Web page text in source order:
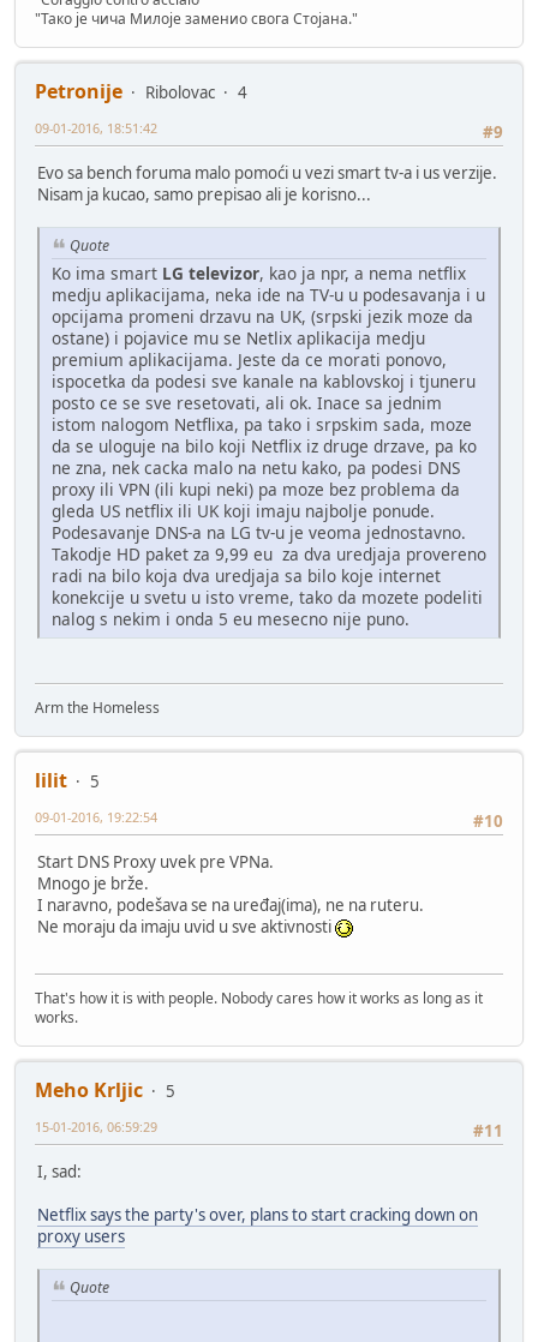
"Тако је чича Милоје заменио свога Стојана."
Petronije Ribolovac
4
#9
09-01-2016, 18:51:42
Evo sa bench foruma malo pomoći u vezi smart tv-a i us verzije.
Nisam ja kucao, samo prepisao ali je korisno...
Quote
Ko ima smart LG televizor, kao ja npr, a nema netflix
medju aplikacijama, neka ide na TV-u u podesavanja i u
opcijama promeni drzavu na UK, (srpski jezik moze da
ostane) i pojavice mu se Netlix aplikacija medju
premium aplikacijama. Jeste da ce morati ponovo,
ispocetka da podesi sve kanale na kablovskoj i tjuneru
posto ce se sve resetovati, ali ok. Inace sa jednim
istom nalogom Netflixa, pa tako i srpskim sada, moze
da se uloguje na bilo koji Netflix iz druge drzave, pa ko
ne zna, nek cacka malo na netu kako, pa podesi DNS
proxy ili VPN (ili kupi neki) pa moze bez problema da
gleda US netflix ili UK koji imaju najbolje ponude.
Podesavanje DNS-a na LG tv-u je veoma jednostavno.
Takodje HD paket za 9,99 eu za dva uredjaja provereno
radi na bilo koja dva uredjaja sa bilo koje internet
konekcije u svetu u isto vreme, tako da mozete podeliti
nalog s nekim i onda 5 eu mesecno nije puno.
Arm the Homeless
lilit
5
#10
09-01-2016, 19:22:54
Start DNS Proxy uvek pre VPNa.
Mnogo je brže.
I naravno, podešava se na uređaj(ima), ne na ruteru.
Ne moraju da imaju uvid u sve aktivnosti
That's how it is with people. Nobody cares how it works as long as it
works.
Meho Krljic
5
#11
15-01-2016, 06:59:29
I, sad:
Netflix says the party's over, plans to start cracking down on
proxy users
Quote